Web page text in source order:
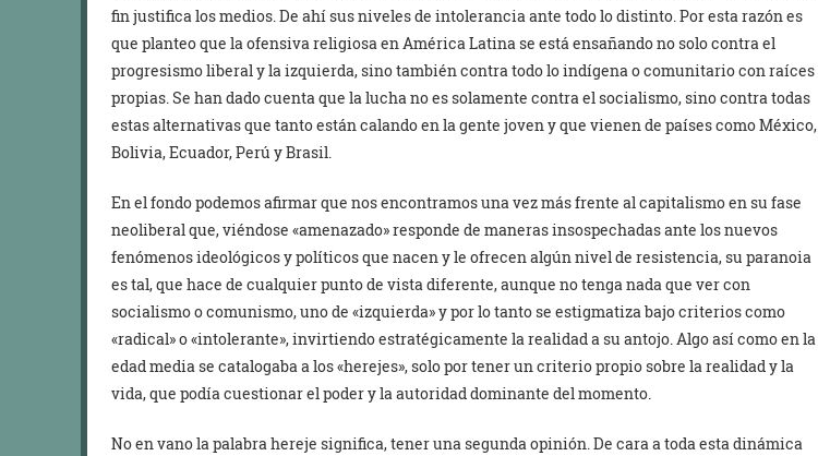
fin justifica los medios. De ahí sus niveles de intolerancia ante todo lo distinto. Por esta razón es
que planteo que la ofensiva religiosa en América Latina se está ensañando no solo contra el
progresismo liberal y la izquierda, sino también contra todo lo indígena o comunitario con raíces
propias. Se han dado cuenta que la lucha no es solamente contra el socialismo, sino contra todas
estas alternativas que tanto están calando en la gente joven y que vienen de países como México,
Bolivia, Ecuador, Perú y Brasil.
En el fondo podemos afirmar que nos encontramos una vez más frente al capitalismo en su fase
neoliberal que, viéndose «amenazado» responde de maneras insospechadas ante los nuevos
fenómenos ideológicos y políticos que nacen y le ofrecen algún nivel de resistencia, su paranoia
es tal, que hace de cualquier punto de vista diferente, aunque no tenga nada que ver con
socialismo o comunismo, uno de «izquierda» y por lo tanto se estigmatiza bajo criterios como
«radical» o «intolerante», invirtiendo estratégicamente la realidad a su antojo. Algo así como en la
edad media se catalogaba a los «herejes», solo por tener un criterio propio sobre la realidad y la
vida, que podía cuestionar el poder y la autoridad dominante del momento.
No en vano la palabra hereje significa, tener una segunda opinión. De cara a toda esta dinámica